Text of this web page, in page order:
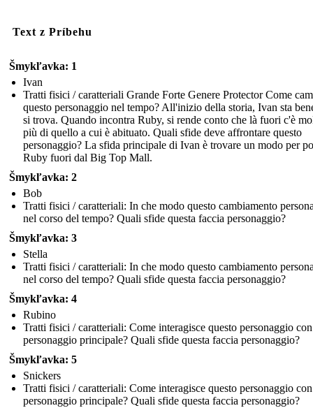
Text z Príbehu
Šmykľavka: 1
Ivan
Tratti fisici / caratteriali Grande Forte Genere Protector Come
questo personaggio nel tempo? All'inizio della storia, Ivan sta
si trova. Quando incontra Ruby, si rende conto che là fuori c'è
più di quello a cui è abituato. Quali sfide deve affrontare questo
personaggio? La sfida principale di Ivan è trovare un modo per
Ruby fuori dal Big Top Mall.
Šmykľavka: 2
Bob
Tratti fisici / caratteriali: In che modo questo cambiamento
nel corso del tempo? Quali sfide questa faccia personaggio?
Šmykľavka: 3
Stella
Tratti fisici / caratteriali: In che modo questo cambiamento
nel corso del tempo? Quali sfide questa faccia personaggio?
Šmykľavka: 4
Rubino
Tratti fisici / caratteriali: Come interagisce questo personaggio
personaggio principale? Quali sfide questa faccia personaggio?
Šmykľavka: 5
Snickers
Tratti fisici / caratteriali: Come interagisce questo personaggio
personaggio principale? Quali sfide questa faccia personaggio?